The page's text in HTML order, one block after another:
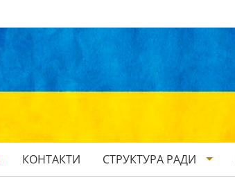
КОНТАКТИ СТРУКТУРА РАДИ